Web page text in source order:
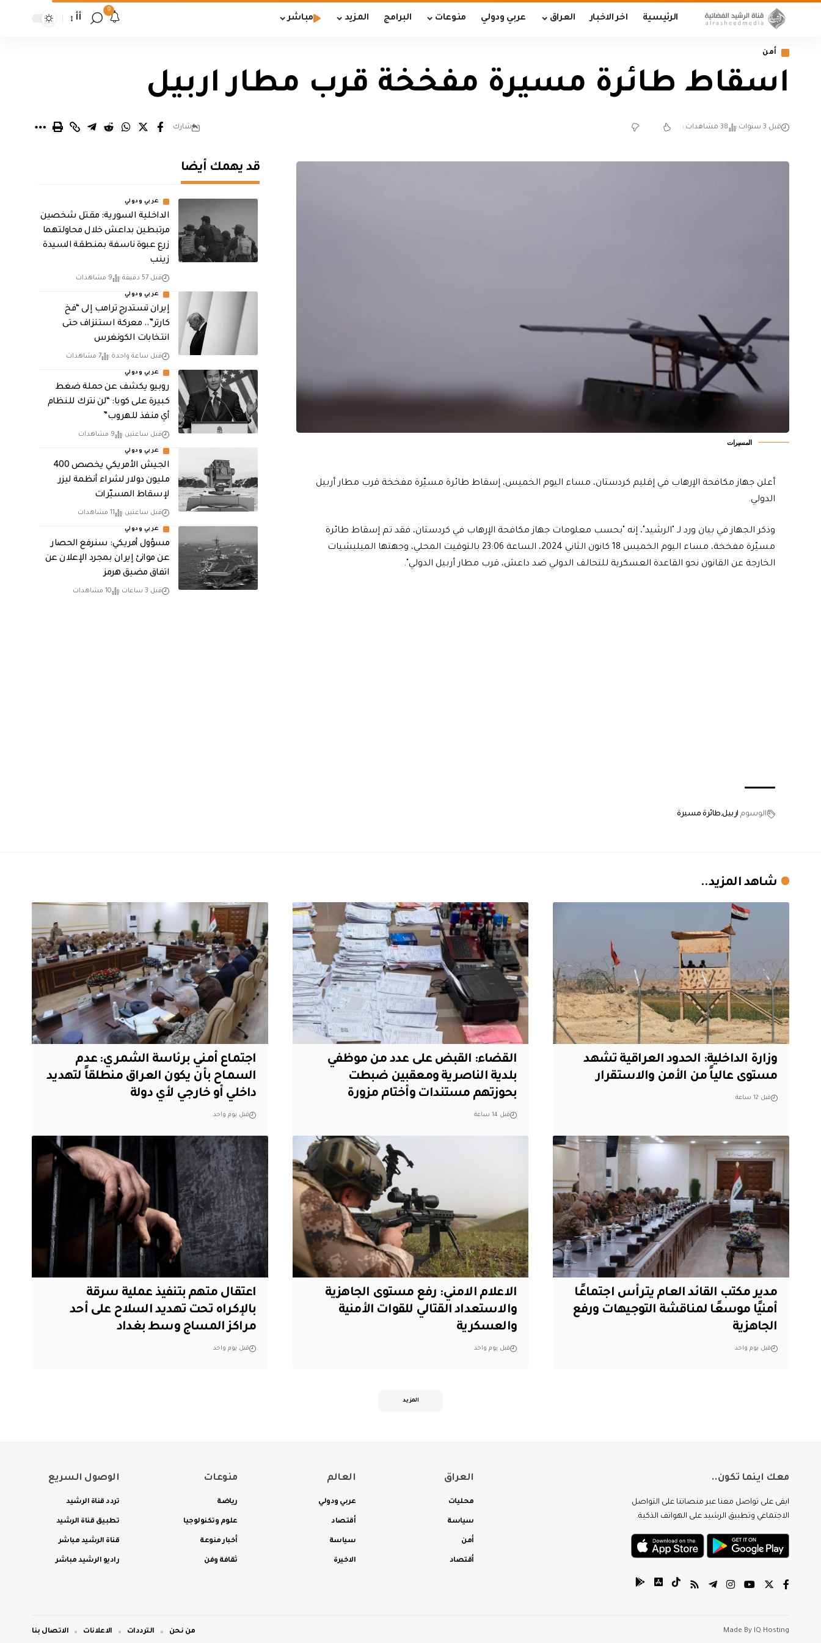
الرئيسية اخر الاخبار العراق عربي ودولي منوعات البرامج المزيد مباشر
9
أأ
أمن
اسقاط طائرة مسيرة مفخخة قرب مطار اربيل
قبل 3 سنوات 38 مشاهدات شارك
المسيرات
أعلن جهاز مكافحة الإرهاب في إقليم كردستان، مساء اليوم الخميس، إسقاط طائرة مسيّرة مفخخة قرب مطار أربيل
الدولي.
وذكر الجهاز في بيان ورد لـ "الرشيد"، إنه "بحسب معلومات جهاز مكافحة الإرهاب في كردستان، فقد تم إسقاط طائرة
مسيّرة مفخخة، مساء اليوم الخميس 18 كانون الثاني 2024، الساعة 23:06 بالتوقيت المحلي، وجهتها الميليشيات
الخارجة عن القانون نحو القاعدة العسكرية للتحالف الدولي ضد داعش، قرب مطار أربيل الدولي".
الوسوم اربيل طائرة مسيرة
قد يهمك أيضا
عربي ودولي
الداخلية السورية: مقتل شخصين
مرتبطين بداعش خلال محاولتهما
زرع عبوة ناسفة بمنطقة السيدة
زينب
قبل 57 دقيقة 9 مشاهدات
عربي ودولي
إيران تستدرج ترامب إلى “فخ
كارتر”.. معركة استنزاف حتى
انتخابات الكونغرس
قبل ساعة واحدة 7 مشاهدات
عربي ودولي
روبيو يكشف عن حملة ضغط
كبيرة على كوبا: “لن نترك للنظام
أي منفذ للهروب”
قبل ساعتين 9 مشاهدات
عربي ودولي
الجيش الأمريكي يخصص 400
مليون دولار لشراء أنظمة ليزر
لإسقاط المسيّرات
قبل ساعتين 11 مشاهدات
عربي ودولي
مسؤول أمريكي: سنرفع الحصار
عن موانئ إيران بمجرد الإعلان عن
اتفاق مضيق هرمز
قبل 3 ساعات 10 مشاهدات
شاهد المزيد..
وزارة الداخلية: الحدود العراقية تشهد
مستوى عالياً من الأمن والاستقرار
قبل 12 ساعة
القضاء: القبض على عدد من موظفي
بلدية الناصرية ومعقبين ضبطت
بحوزتهم مستندات وأختام مزورة
قبل 14 ساعة
اجتماع أمني برئاسة الشمري: عدم
السماح بأن يكون العراق منطلقاً لتهديد
داخلي أو خارجي لأي دولة
قبل يوم واحد
مدير مكتب القائد العام يترأس اجتماعًا
أمنيًا موسعًا لمناقشة التوجيهات ورفع
الجاهزية
قبل يوم واحد
الاعلام الامني: رفع مستوى الجاهزية
والاستعداد القتالي للقوات الأمنية
والعسكرية
قبل يوم واحد
اعتقال متهم بتنفيذ عملية سرقة
بالإكراه تحت تهديد السلاح على أحد
مراكز المساج وسط بغداد
قبل يوم واحد
المزيد
معك اينما تكون..
ابقى على تواصل معنا عبر منصاتنا على التواصل
الاجتماعي وتطبيق الرشيد على الهواتف الذكية.
العراق
محليات
سياسة
أمن
أقتصاد
العالم
عربي ودولي
أقتصاد
سياسة
الاخيرة
منوعات
رياضة
علوم وتكنولوجيا
أخبار منوعة
ثقافة وفن
الوصول السريع
تردد قناة الرشيد
تطبيق قناة الرشيد
قناة الرشيد مباشر
راديو الرشيد مباشر
Made By IQ Hosting من نحن الترددات الاعلانات الاتصال بنا